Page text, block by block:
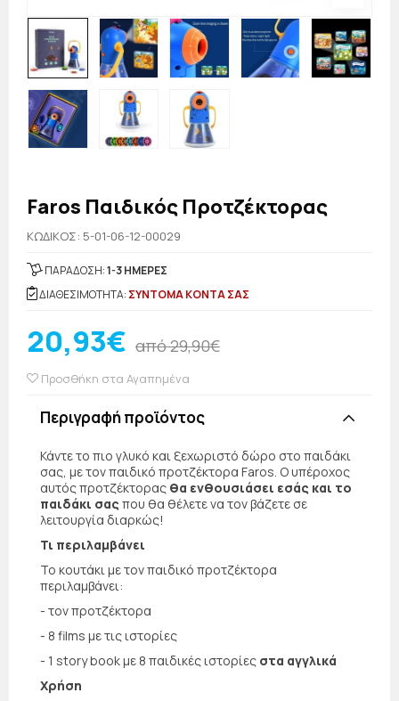
Faros Παιδικός Προτζέκτορας
KΩΔΙΚΟΣ: 5-01-06-12-00029
ΠΑΡΑΔΟΣΗ:1-3 ΗΜΕΡΕΣ
ΔΙΑΘΕΣΙΜΟΤΗΤΑ: ΣΥΝΤΟΜΑ ΚΟΝΤΑ ΣΑΣ
20,93€ από 29,90€
Προσθήκη στα Αγαπημένα
Περιγραφή προϊόντος
Κάντε το πιο γλυκό και ξεχωριστό δώρο στο παιδάκι
σας, με τον παιδικό προτζέκτορα Faros. Ο υπέροχος
αυτός προτζέκτορας θα ενθουσιάσει εσάς και το
παιδάκι σας που θα θέλετε να τον βάζετε σε
λειτουργία διαρκώς!
Τι περιλαμβάνει
Το κουτάκι με τον παιδικό προτζέκτορα
περιλαμβάνει:
- τον προτζέκτορα
- 8 films με τις ιστορίες
- 1 story book με 8 παιδικές ιστορίες στα αγγλικά
Χρήση